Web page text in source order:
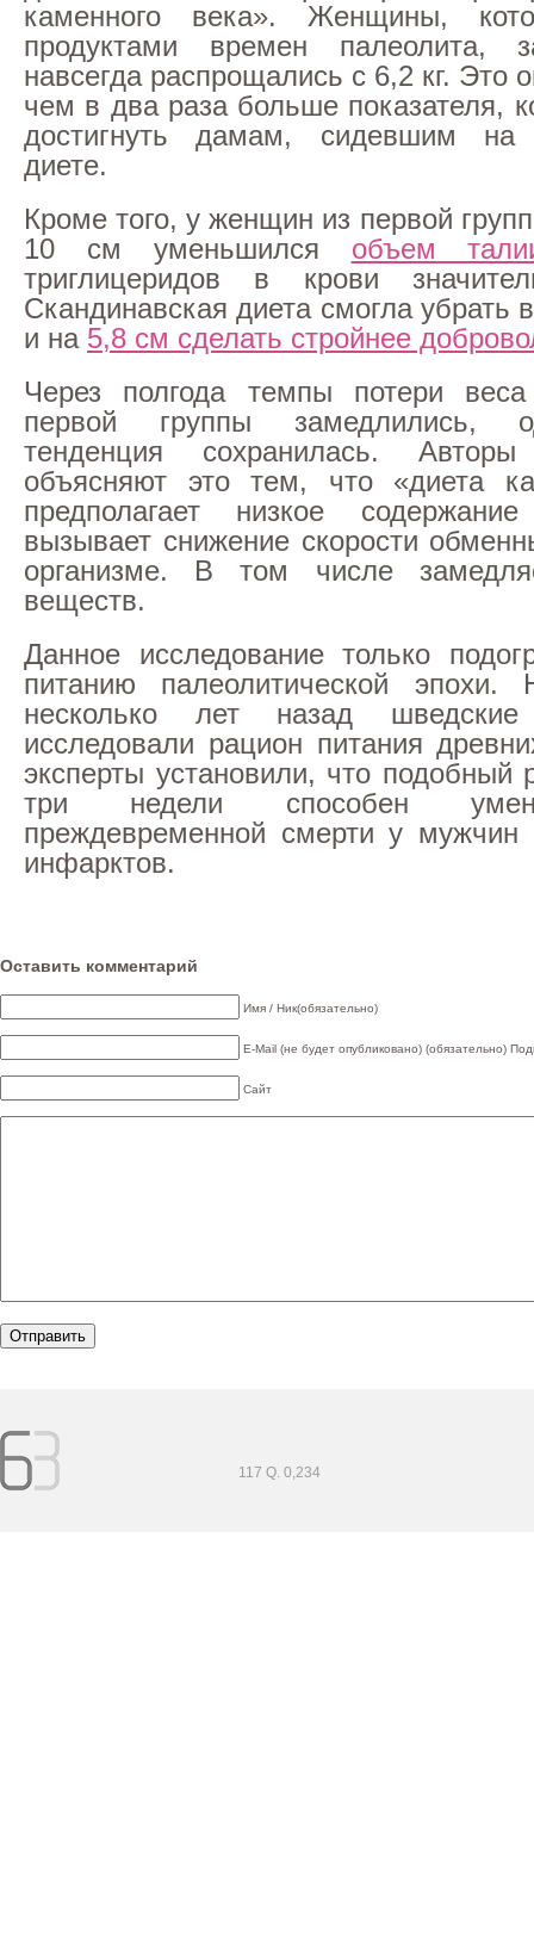
каменного века». Женщины,
продуктами времен палеолита,
навсегда распрощались с 6,2 кг. Это
чем в два раза больше показателя,
достигнуть дамам, сидевшим на
диете.
Кроме того, у женщин из первой
10 см уменьшился объем
триглицеридов в крови
Скандинавская диета смогла убрать
и на 5,8 см сделать стройнее
Через полгода темпы потери
первой группы замедлились,
тенденция сохранилась. Авторы
объясняют это тем, что «диета
предполагает низкое
вызывает снижение скорости
организме. В том числе
веществ.
Данное исследование только
питанию палеолитической эпохи.
несколько лет назад
исследовали рацион питания
эксперты установили, что подобный
три недели способен
преждевременной смерти у
инфарктов.
Оставить комментарий
Имя / Ник(обязательно)
E-Mail (не будет опубликовано) (обязательно)
Сайт
117 Q. 0,234